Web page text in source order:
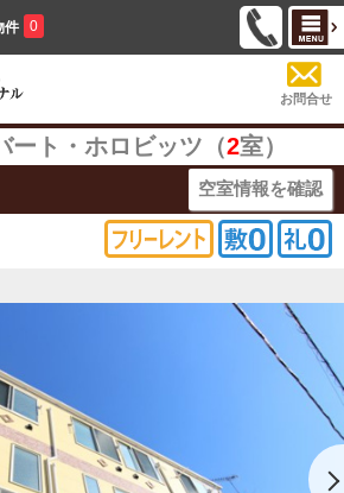
件 0
お問合せ
ート・ホロビッツ（2室）
空室情報を確認